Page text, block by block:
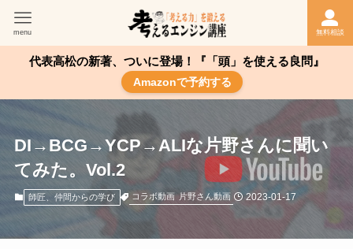
無料相談
menu
代表高松の新著、ついに登場！『「頭」を使える良問』
Amazonで予約する
DI→BCG→YCP→ALIな片野さんに聞い
てみた。Vol.2
師匠、仲間からの学び コラボ動画 片野さん動画 2023-01-17